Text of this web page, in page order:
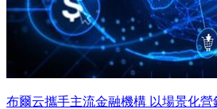
布爾云攜手主流金融機構 以場景化